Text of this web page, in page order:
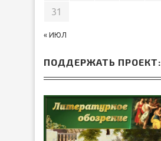
« ИЮЛ
31
ПОДДЕРЖАТЬ ПРОЕКТ: